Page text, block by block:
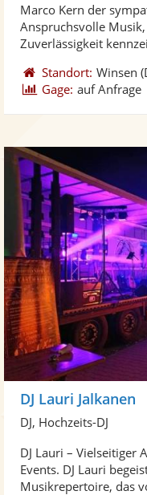
Marco Kern der
Anspruchsvolle
Zuverlässigkeit
Standort: Winsen
Gage: auf Anfrage
DJ Lauri Jalkanen
DJ, Hochzeits-DJ
DJ Lauri – Vielseitiger
Events. DJ Lauri
Musikrepertoire, das